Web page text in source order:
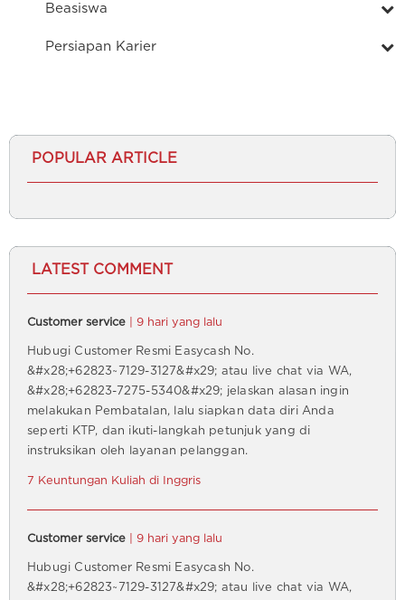
Beasiswa
Persiapan Karier
POPULAR ARTICLE
LATEST COMMENT
Customer service | 9 hari yang lalu
Hubugi Customer Resmi Easycash No.
&#x28;+62823~7129-3127&#x29; atau live chat via WA,
&#x28;+62823-7275-5340&#x29; jelaskan alasan ingin
melakukan Pembatalan, lalu siapkan data diri Anda
seperti KTP, dan ikuti-langkah petunjuk yang di
instruksikan oleh layanan pelanggan.
7 Keuntungan Kuliah di Inggris
Customer service | 9 hari yang lalu
Hubugi Customer Resmi Easycash No.
&#x28;+62823~7129-3127&#x29; atau live chat via WA,